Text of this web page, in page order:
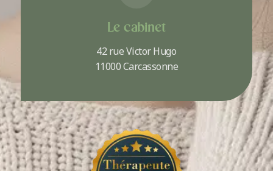
Le cabinet
42 rue Victor Hugo
11000 Carcassonne